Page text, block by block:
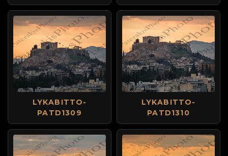
LYKABITTO-
PATD1309
LYKABITTO-
PATD1310